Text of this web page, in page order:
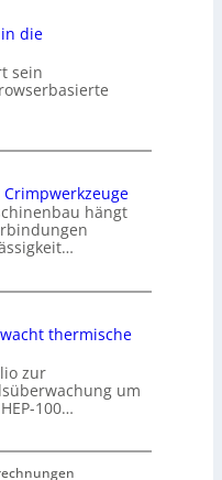
die
sein
hängt
thermische
zur
um
100…